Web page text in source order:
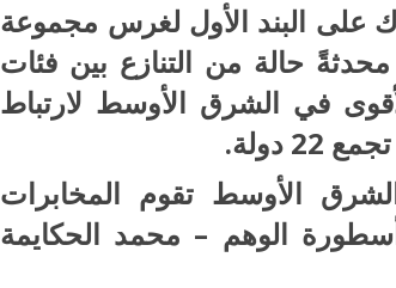
على البند الأول لغرس مجموعة
محدثةً حالة من التنازع بين فئات
في الشرق الأوسط لارتباط
دولة.
إلى الشرق الأوسط تقوم المخابرات
الوهم – محمد الحكايمة